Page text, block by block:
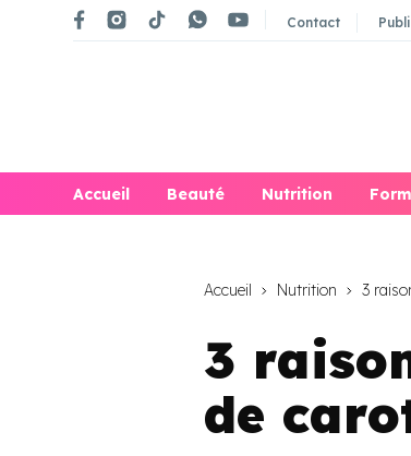
Contact
Accueil Beauté Nutrition
Accueil Nutrition 3
3
de